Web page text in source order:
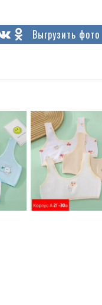
Выгрузить фото